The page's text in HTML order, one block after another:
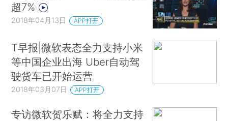
超7%
2018年04月13日 APP打开
T早报|微软表态全力支持小米
等中国企业出海 Uber自动驾
驶货车已开始运营
2018年03月07日 APP打开
专访微软贺乐赋：将全力支持